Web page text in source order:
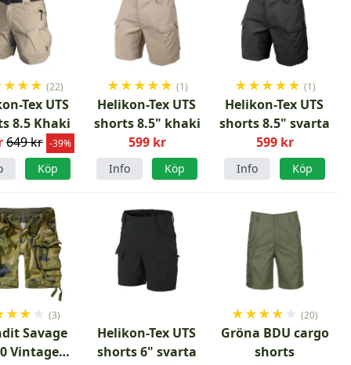
★★★ (22)
Tex UTS
8.5 Khaki
649 kr -39%
Köp
★★★★★ (1)
Helikon-Tex UTS
shorts 8.5" khaki
599 kr
Info Köp
★★★★★ (1)
Helikon-Tex UTS
shorts 8.5" svarta
599 kr
Info Köp
★★ ★ (3)
Savage
Vintage
Helikon-Tex UTS
shorts 6" svarta
★★★★ ★ (20)
Gröna BDU cargo
shorts